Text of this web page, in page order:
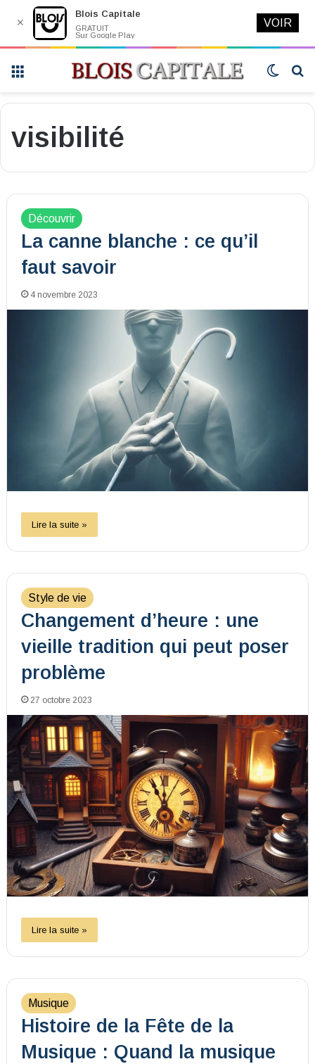
Switch
visibilité
Découvrir
La canne blanche : ce qu’il
faut savoir
4 novembre 2023
Lire la suite »
Style de vie
Changement d’heure : une
vieille tradition qui peut poser
problème
27 octobre 2023
Lire la suite »
Musique
Histoire de la Fête de la
Musique : Quand la musique
✕
Blois Capitale
GRATUIT
Sur Google Play
VOIR